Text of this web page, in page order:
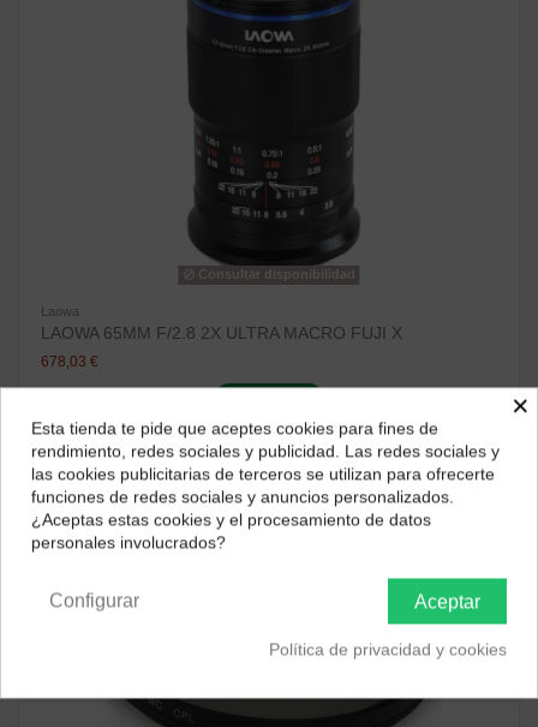
Consultar disponibilidad
Laowa
LAOWA 65MM F/2.8 2X ULTRA MACRO FUJI X
678,03 €
Consultar disponibilidad
¿Dónde deseas recibir tu pedido?
Selecciona tu ubicación para mostrarte los precios e
impuestos correctos para tu región.
×
Esta tienda te pide que aceptes cookies para fines de
rendimiento, redes sociales y publicidad. Las redes sociales y
las cookies publicitarias de terceros se utilizan para ofrecerte
funciones de redes sociales y anuncios personalizados.
¿Aceptas estas cookies y el procesamiento de datos
personales involucrados?
Aceptar
Configurar
Política de privacidad y cookies